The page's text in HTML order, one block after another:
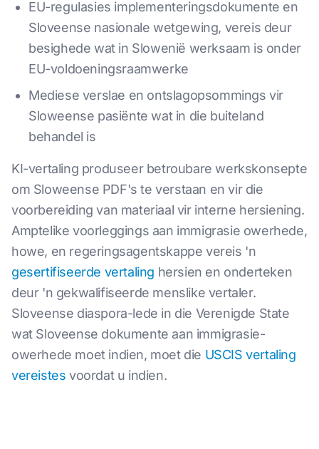
EU-regulasies implementeringsdokumente en
Sloveense nasionale wetgewing, vereis deur
besighede wat in Slowenië werksaam is onder
EU-voldoeningsraamwerke
Mediese verslae en ontslagopsommings vir
Sloweense pasiënte wat in die buiteland
behandel is
KI-vertaling produseer betroubare werkskonsepte
om Sloweense PDF's te verstaan en vir die
voorbereiding van materiaal vir interne hersiening.
Amptelike voorleggings aan immigrasie owerhede,
howe, en regeringsagentskappe vereis 'n
gesertifiseerde vertaling hersien en onderteken
deur 'n gekwalifiseerde menslike vertaler.
Sloveense diaspora-lede in die Verenigde State
wat Sloveense dokumente aan immigrasie-
owerhede moet indien, moet die USCIS vertaling
vereistes voordat u indien.